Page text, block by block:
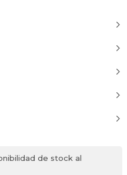
de stock al